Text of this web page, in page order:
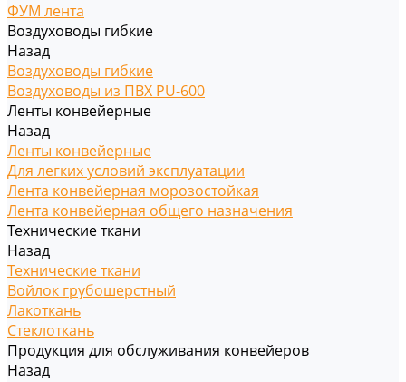
ФУМ лента
Воздуховоды гибкие
Назад
Воздуховоды гибкие
Воздуховоды из ПВХ PU-600
Ленты конвейерные
Назад
Ленты конвейерные
Для легких условий эксплуатации
Лента конвейерная морозостойкая
Лента конвейерная общего назначения
Технические ткани
Назад
Технические ткани
Войлок грубошерстный
Лакоткань
Стеклоткань
Продукция для обслуживания конвейеров
Назад